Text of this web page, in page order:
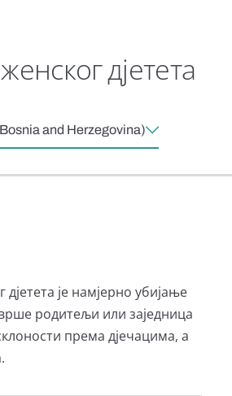
дјетета
and Herzegovina)
је намјерно убијање
врше родитељи или заједница
према дјечацима, а